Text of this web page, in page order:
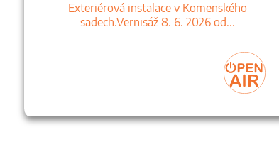
Exteriérová instalace v Komenského
sadech.Vernisáž 8. 6. 2026 od...